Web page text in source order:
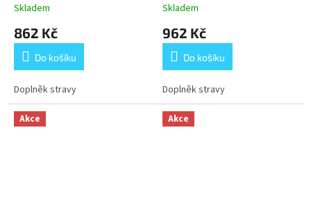
Skladem
862 Kč
Do košíku
Doplněk stravy
Skladem
962 Kč
Do košíku
Doplněk stravy
Akce Akce